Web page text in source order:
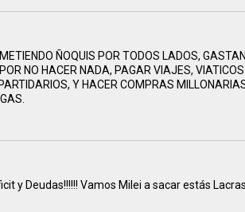
ÑOQUIS POR TODOS LADOS,
NO HACER NADA, PAGAR VIAJES,
Y HACER COMPRAS
y Deudas!!!!!! Vamos Milei a sacar estás